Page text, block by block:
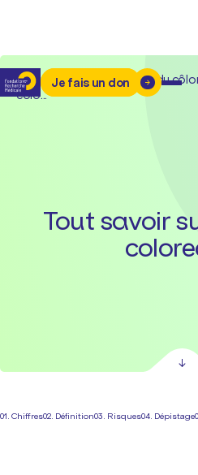
Je fais un don
Accueil–Cancers –Cancer du
colo...
Tout savoir
01. Chiffres02. Définition03. Risques04. Dépistage